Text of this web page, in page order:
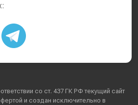
со ст. 437 ГК РФ текущий сайт
и создан исключительно в